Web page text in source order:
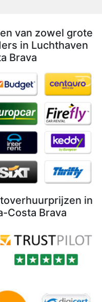
van zowel grote
in Luchthaven
Brava
in
Costa Brava